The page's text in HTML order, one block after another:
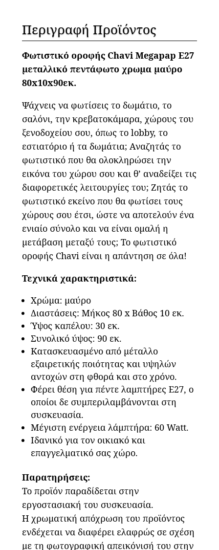
Περιγραφή Προϊόντος
Φωτιστικό οροφής Chavi Megapap E27
μεταλλικό πεντάφωτο χρωμα μαύρο
80x10x90εκ.
Ψάχνεις να φωτίσεις το δωμάτιο, το
σαλόνι, την κρεβατοκάμαρα, χώρους του
ξενοδοχείου σου, όπως το lobby, το
εστιατόριο ή τα δωμάτια; Αναζητάς το
φωτιστικό που θα ολοκληρώσει την
εικόνα του χώρου σου και θ’ αναδείξει τις
διαφορετικές λειτουργίες του; Ζητάς το
φωτιστικό εκείνο που θα φωτίσει τους
χώρους σου έτσι, ώστε να αποτελούν ένα
ενιαίο σύνολο και να είναι ομαλή η
μετάβαση μεταξύ τους; Το φωτιστικό
οροφής Chavi είναι η απάντηση σε όλα!
Τεχνικά χαρακτηριστικά:
Χρώμα: μαύρο
Διαστάσεις: Μήκος 80 x Βάθος 10 εκ.
Ύψος καπέλου: 30 εκ.
Συνολικό ύψος: 90 εκ.
Κατασκευασμένο από μέταλλο
εξαιρετικής ποιότητας και υψηλών
αντοχών στη φθορά και στο χρόνο.
Φέρει θέση για πέντε λαμπτήρες Ε27, ο
οποίοι δε συμπεριλαμβάνονται στη
συσκευασία.
Μέγιστη ενέργεια λάμπτήρα: 60 Watt.
Ιδανικό για τον οικιακό και
επαγγελματικό σας χώρο.
Παρατηρήσεις:
Το προϊόν παραδίδεται στην
εργοστασιακή του συσκευασία.
Η χρωματική απόχρωση του προϊόντος
ενδέχεται να διαφέρει ελαφρώς σε σχέση
με τη φωτογραφική απεικόνισή του στην